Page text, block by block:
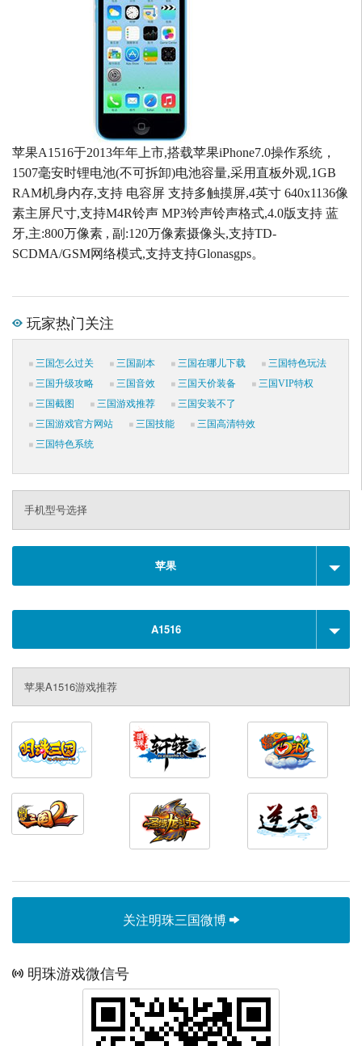
苹果A1516于2013年年上市,搭载苹果iPhone7.0操作系统，
1507毫安时锂电池(不可拆卸)电池容量,采用直板外观,1GB
RAM机身内存,支持 电容屏 支持多触摸屏,4英寸 640x1136像
素主屏尺寸,支持M4R铃声 MP3铃声铃声格式,4.0版支持 蓝
牙,主:800万像素 , 副:120万像素摄像头,支持TD-
SCDMA/GSM网络模式,支持支持Glonasgps。
玩家热门关注
三国怎么过关 三国副本 三国在哪儿下载
三国特色玩法
三国升级攻略
三国音效 三国天价装备
三国VIP特权
三国截图
三国游戏推荐
三国安装不了
三国游戏官方网站
三国技能
三国高清特效
三国特色系统
手机型号选择
苹果
A1516
苹果A1516游戏推荐
关注明珠三国微博
明珠游戏微信号